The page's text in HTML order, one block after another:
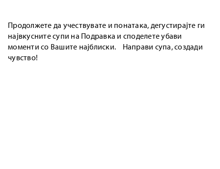
Продолжете да учествувате и понатака, дегустирајте ги
највкусните супи на Подравка и споделете убави
моменти со Вашите најблиски. Направи супа, создади
чувство!